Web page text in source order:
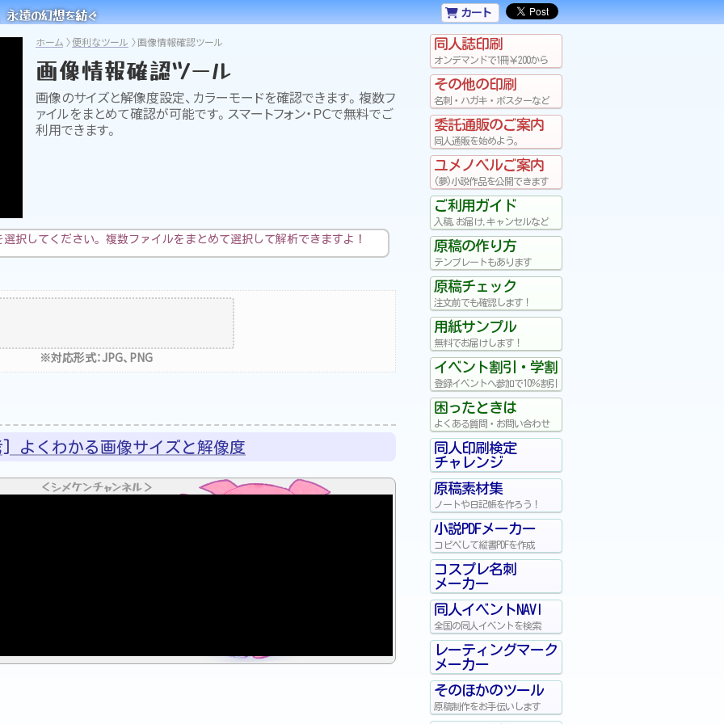
永遠の幻想を紡ぐ カート
ホーム 便利なツール 画像情報確認ツール
画像情報確認ツール
画像のサイズと解像度設定、カラーモードを確認できます。複数フ
ァイルをまとめて確認が可能です。スマートフォン・ＰＣで無料でご
利用できます。
選択してください。複数ファイルをまとめて選択して解析できますよ！
※対応形式：JPG、PNG
よくわかる画像サイズと解像度
＜シメケンチャンネル＞
同人誌印刷
オンデマンドで1冊￥200から
その他の印刷
名刺・ハガキ・ポスターなど
委託通販のご案内
同人通販を始めよう。
ユメノベルご案内
(夢)小説作品を公開できます
ご利用ガイド
入稿,お届け,キャンセルなど
原稿の作り方
テンプレートもあります
原稿チェック
注文前でも確認します！
用紙サンプル
無料でお届けします！
イベント割引・学割
登録イベントへ参加で10％割引
困ったときは
よくある質問・お問い合わせ
同人印刷検定
チャレンジ
原稿素材集
ノートや日記帳を作ろう！
小説PDFメーカー
コピペして縦書PDFを作成
コスプレ名刺
メーカー
同人イベントNAVI
全国の同人イベントを検索
レーティングマーク
メーカー
そのほかのツール
原稿制作をお手伝いします